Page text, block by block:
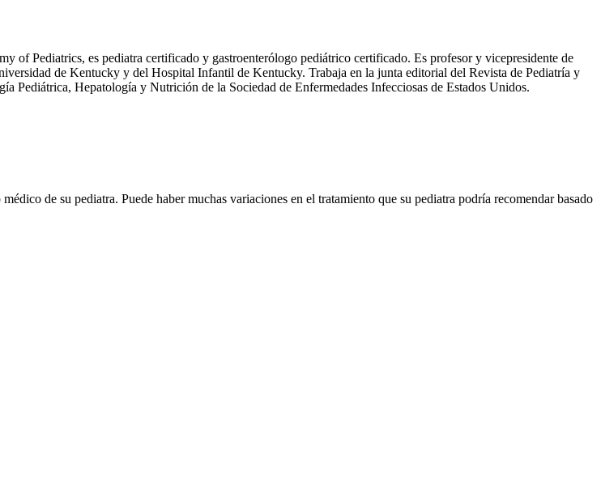
Pediatrics, es pediatra certificado y gastroenterólogo pediátrico certificado. Es profesor y vicepresidente de
de Kentucky y del Hospital Infantil de Kentucky. Trabaja en la junta editorial del Revista de Pediatría y
Pediátrica, Hepatología y Nutrición de la Sociedad de Enfermedades Infecciosas de Estados Unidos.
de su pediatra. Puede haber muchas variaciones en el tratamiento que su pediatra podría recomendar basado